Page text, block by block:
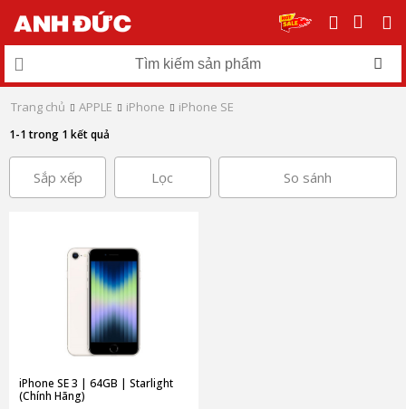
Trang chủ APPLE iPhone iPhone SE
1-1 trong 1 kết quả
Sắp xếp Lọc So sánh
iPhone SE 3 | 64GB | Starlight
(Chính Hãng)